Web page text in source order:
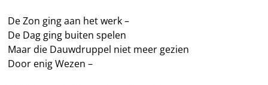
De Zon ging aan het werk –
De Dag ging buiten spelen
Maar die Dauwdruppel niet meer gezien
Door enig Wezen –